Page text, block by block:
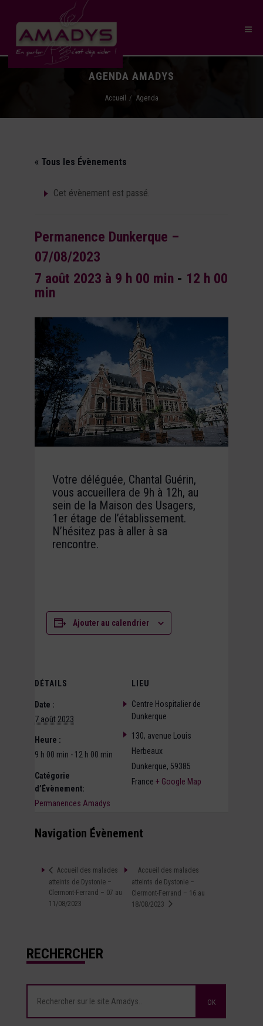
AGENDA AMADYS
Accueil Agenda
« Tous les Évènements
Cet évènement est passé.
Permanence Dunkerque –
07/08/2023
7 août 2023 à 9 h 00 min - 12 h 00
min
Votre déléguée, Chantal Guérin,
vous accueillera de 9h à 12h, au
sein de la Maison des Usagers,
1er étage de l’établissement.
N’hésitez pas à aller à sa
rencontre.
Ajouter au calendrier
DÉTAILS
Date :
7 août 2023
Heure :
9 h 00 min - 12 h 00 min
Catégorie
d’Évènement:
Permanences Amadys
LIEU
Centre Hospitalier de
Dunkerque
130, avenue Louis
Herbeaux
Dunkerque, 59385
France + Google Map
Navigation Évènement
Accueil des malades
atteints de Dystonie –
Clermont-Ferrand – 07 au
11/08/2023
Accueil des malades
atteints de Dystonie –
Clermont-Ferrand – 16 au
18/08/2023
RECHERCHER